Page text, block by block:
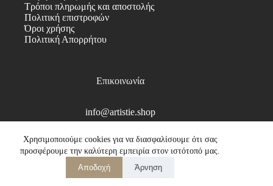
Χρησιμοποιούμε cookies για να διασφαλίσουμε ότι σας
προσφέρουμε την καλύτερη εμπειρία στον ιστότοπό μας.
Αποδοχή
Άρνηση
Τρόποι πληρωμής και αποστολής
Πολιτική επιστροφών
Όροι χρήσης
Πολιτική Απορρήτου
Επικοινωνία
info@artistie.shop